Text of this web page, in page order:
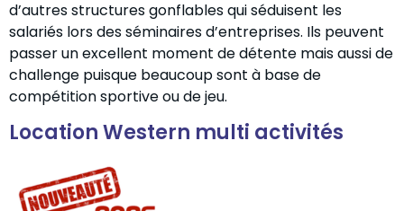
d’autres structures gonflables qui séduisent les
salariés lors des séminaires d’entreprises. Ils peuvent
passer un excellent moment de détente mais aussi de
challenge puisque beaucoup sont à base de
compétition sportive ou de jeu.
Location Western multi activités